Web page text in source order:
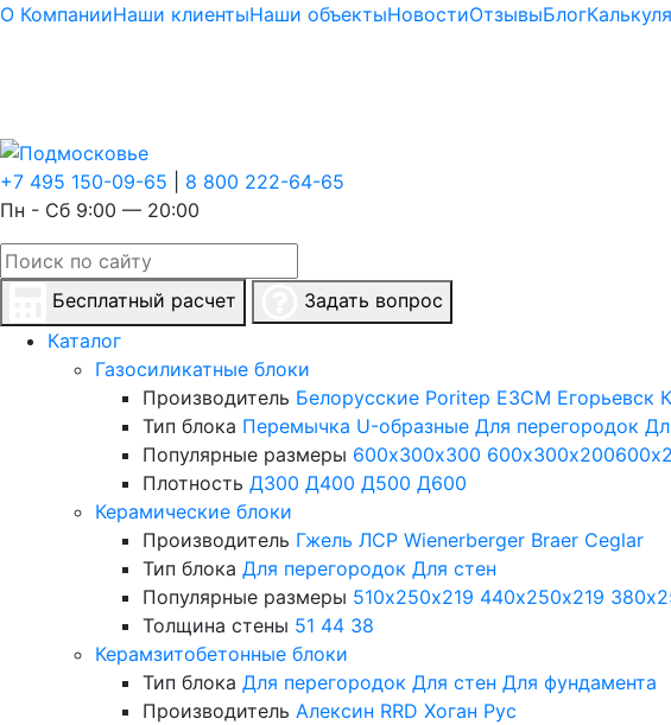
О КомпанииНаши клиентыНаши объектыНовостиОтзывыБлог
+7 495 150-09-65
8 800 222-64-65
Пн - Сб 9:00 — 20:00
Бесплатный расчет
Задать вопрос
Каталог
Газосиликатные блоки
Производитель Белорусские Poritep ЕЗСМ Егорьевск
Тип блока Перемычка U-образные Для перегородок
Популярные размеры 600х300х300 600х300х200
Плотность Д300 Д400 Д500 Д600
Керамические блоки
Производитель Гжель ЛСР Wienerberger Braer Ceglar
Тип блока Для перегородок Для стен
Популярные размеры 510х250х219 440х250х219
Толщина стены 51 44 38
Керамзитобетонные блоки
Тип блока Для перегородок Для стен Для фундамента
Производитель Алексин RRD Хоган Рус